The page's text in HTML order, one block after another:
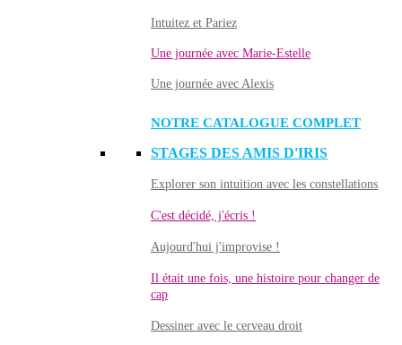
Intuitez et Pariez
Une journée avec Marie-Estelle
Une journée avec Alexis
NOTRE CATALOGUE COMPLET
STAGES DES AMIS D'IRIS
Explorer son intuition avec les constellations
C'est décidé, j'écris !
Aujourd'hui j'improvise !
Il était une fois, une histoire pour changer de
cap
Dessiner avec le cerveau droit